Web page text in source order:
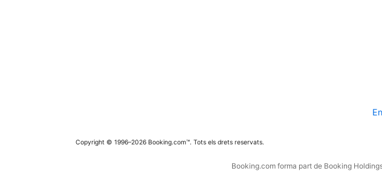
Copyright © 1996–2026 Booking.com™. Tots els drets reservats.
Booking.com forma part de Booking